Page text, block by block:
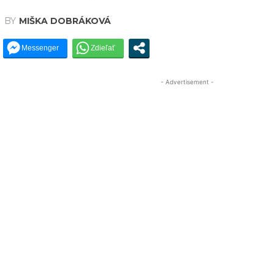
BY MIŠKA DOBRÁKOVÁ
- Advertisement -